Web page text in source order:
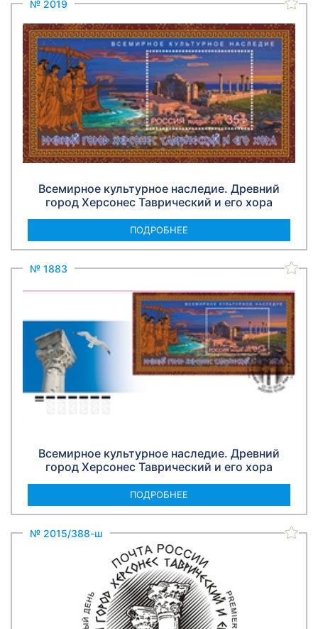
№ 2019
Всемирное культурное наследие. Древний
город Херсонес Таврический и его хорa
ПОДРОБНЕЕ
№ 1883
Всемирное культурное наследие. Древний
город Херсонес Таврический и его хорa
ПОДРОБНЕЕ
№ 2015/388-ш